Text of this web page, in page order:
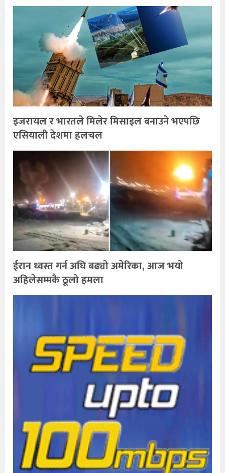
इजरायल र भारतले मिलेर मिसाइल बनाउने भएपछि
एसियाली देशमा हलचल
ईरान ध्वस्त गर्न अघि बढ्यो अमेरिका, आज भयो
अहिलेसम्मकै ठूलो हमला